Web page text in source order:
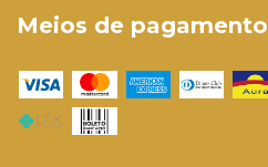
Meios de pagamento